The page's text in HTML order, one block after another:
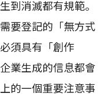
到消滅都有規範。
要登記的「無方式
須具有「創作
業生成的信息都會
的一個重要注意事